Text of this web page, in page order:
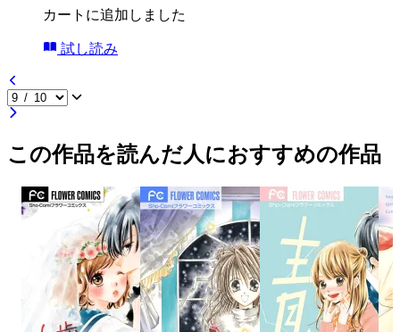
カートに追加しました
試し読み
この作品を読んだ人におすすめの作品